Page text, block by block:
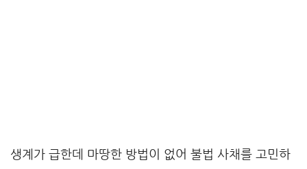
생계가 급한데 마땅한 방법이 없어 불법 사채를 고민하